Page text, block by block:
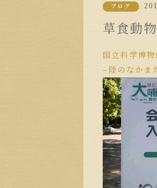
ブログ
草食動
国立科学博
−陸のなかま